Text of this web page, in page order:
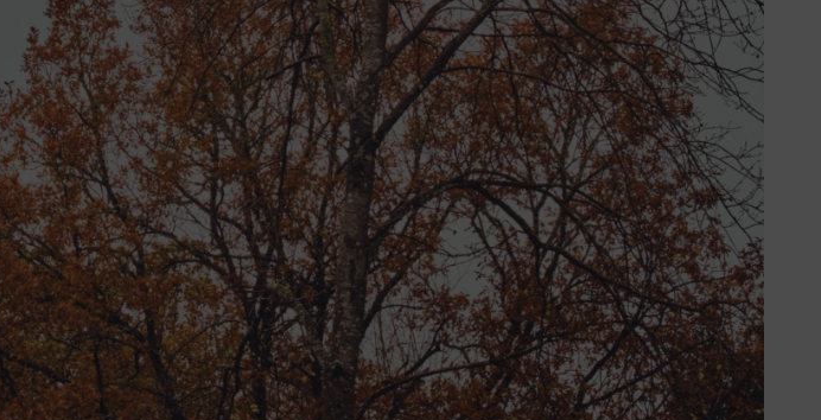
avoir à tirer sur un câble de lancement
de branches tombantes
utilisé sous la pluie